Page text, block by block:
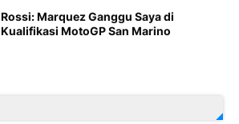
Rossi: Marquez Ganggu Saya di
Kualifikasi MotoGP San Marino